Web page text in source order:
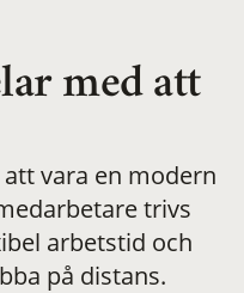
med att
vara en modern
trivs
arbetstid och
på distans.